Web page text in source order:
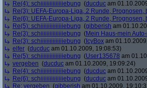
Re(4): schiiiiiiiiiiiiiiiebung (ducduc am
Re(3): UEFA-Europa-Liga, 2 Runde, Prognosen,
Re(6): UEFA-Europa-Liga, 2 Runde, Prognosen,
Re(5): schiiiiiiiiiiiiiiiebung (gibberish am
Re(3): schiiiiiiiiiiiiiiiebung (Mein Haus-mein
Re(3): schiiiiiiiiiiiiiiiebung ( IcyBox am
elfer (ducduc am 01.10.2009, 19:08:53)
Re(5): schiiiiiiiiiiiiiiiebung (User135678 am
vergeben (ducduc am 01.10.2009, 19:09:24)
Re(4): schiiiiiiiiiiiiiiiebung (ducduc am
Re(6): schiiiiiiiiiiiiiiiebung (ducduc am
Re: vergeben (gibberish am 01.10.2009,